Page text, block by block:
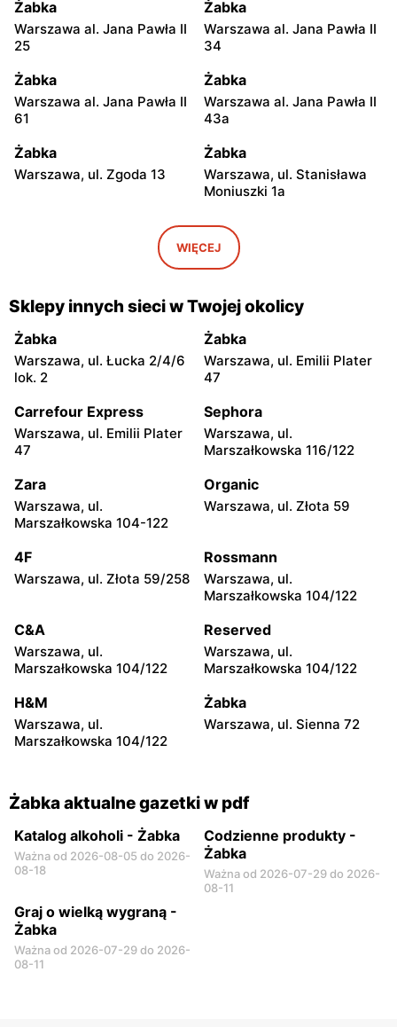
Żabka
Warszawa al. Jana Pawła II
25
Żabka
Warszawa al. Jana Pawła II
34
Żabka
Warszawa al. Jana Pawła II
61
Żabka
Warszawa al. Jana Pawła II
43a
Żabka
Warszawa, ul. Zgoda 13
Żabka
Warszawa, ul. Stanisława
Moniuszki 1a
Świętokrzyska 0 Stacja
Żabka
Warszawa, ul. Grzybowska
5
Żabka
Łódź, ul. Żurawia 14
Żabka
Warszawa, ul. Żurawia 18
Żabka Żabka
104
Żabka
2
Żabka
Żabka
Chałubińskiego 8
Żabka
Żabka
4
Żabka
Żabka Żabka
Żabka
Warszawa, ul. Prosta 2/14
Żabka
WIĘCEJ
Sklepy innych sieci w Twojej okolicy
Żabka
Warszawa, ul. Łucka 2/4/6
lok. 2
Żabka
Warszawa, ul. Emilii Plater
47
Carrefour Express
Warszawa, ul. Emilii Plater
47
Sephora
Warszawa, ul.
Marszałkowska 116/122
Zara
Warszawa, ul.
Marszałkowska 104-122
Organic
Warszawa, ul. Złota 59
4F
Warszawa, ul. Złota 59/258
Rossmann
Warszawa, ul.
Marszałkowska 104/122
C&A
Warszawa, ul.
Marszałkowska 104/122
Reserved
Warszawa, ul.
Marszałkowska 104/122
H&M
Warszawa, ul.
Marszałkowska 104/122
Żabka
Warszawa, ul. Sienna 72
Żabka aktualne gazetki w pdf
Katalog alkoholi - Żabka
Ważna od 2026-08-05 do 2026-
08-18
Codzienne produkty -
Żabka
Ważna od 2026-07-29 do 2026-
08-11
Graj o wielką wygraną -
Żabka
Ważna od 2026-07-29 do 2026-
08-11